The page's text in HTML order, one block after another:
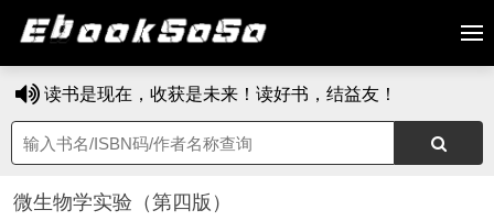
读书是现在，收获是未来！读好书，结益友！
微生物学实验（第四版）